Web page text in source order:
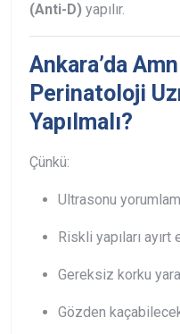
(Anti-D) yapılır.
Ankara’da
Perinatoloji
Yapılmalı?
Çünkü:
Ultrasonu
Riskli yapıları ayırt
Gereksiz korku
Gözden